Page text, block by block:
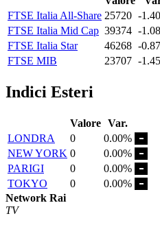
FTSE Italia All-Share 25720 -
FTSE Italia Mid Cap 39374 -
FTSE Italia Star
46268 -
FTSE MIB
23707 -
Indici Esteri
Valore Var.
LONDRA
0
0.00%
NEW YORK 0
0.00%
PARIGI
0
0.00%
TOKYO
0
0.00%
Network Rai
TV